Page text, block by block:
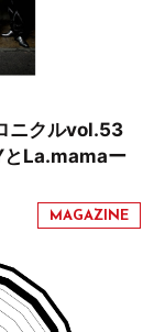
ニクルvol.53
とLa.mamaー